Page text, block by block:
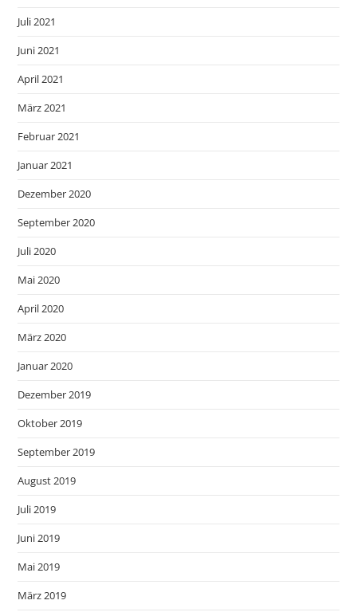
Juli 2021
Juni 2021
April 2021
März 2021
Februar 2021
Januar 2021
Dezember 2020
September 2020
Juli 2020
Mai 2020
April 2020
März 2020
Januar 2020
Dezember 2019
Oktober 2019
September 2019
August 2019
Juli 2019
Juni 2019
Mai 2019
März 2019